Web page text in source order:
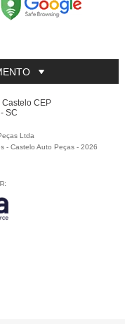
CEP
SC
Ltda
-Castelo Auto Peças -2026